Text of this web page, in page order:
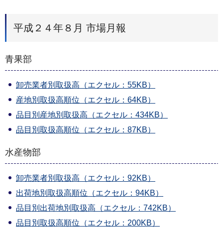
平成２４年８月 市場月報
青果部
卸売業者別取扱高（エクセル：55KB）
産地別取扱高順位（エクセル：64KB）
品目別産地別取扱高（エクセル：434KB）
品目別取扱高順位（エクセル：87KB）
水産物部
卸売業者別取扱高（エクセル：92KB）
出荷地別取扱高順位（エクセル：94KB）
品目別出荷地別取扱高（エクセル：742KB）
品目別取扱高順位（エクセル：200KB）